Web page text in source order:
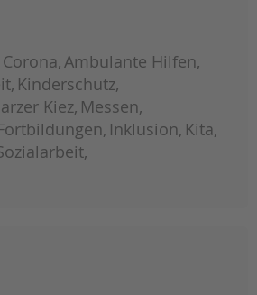
Corona Ambulante Hilfen
Kinderschutz
Kiez Messen
Inklusion Kita